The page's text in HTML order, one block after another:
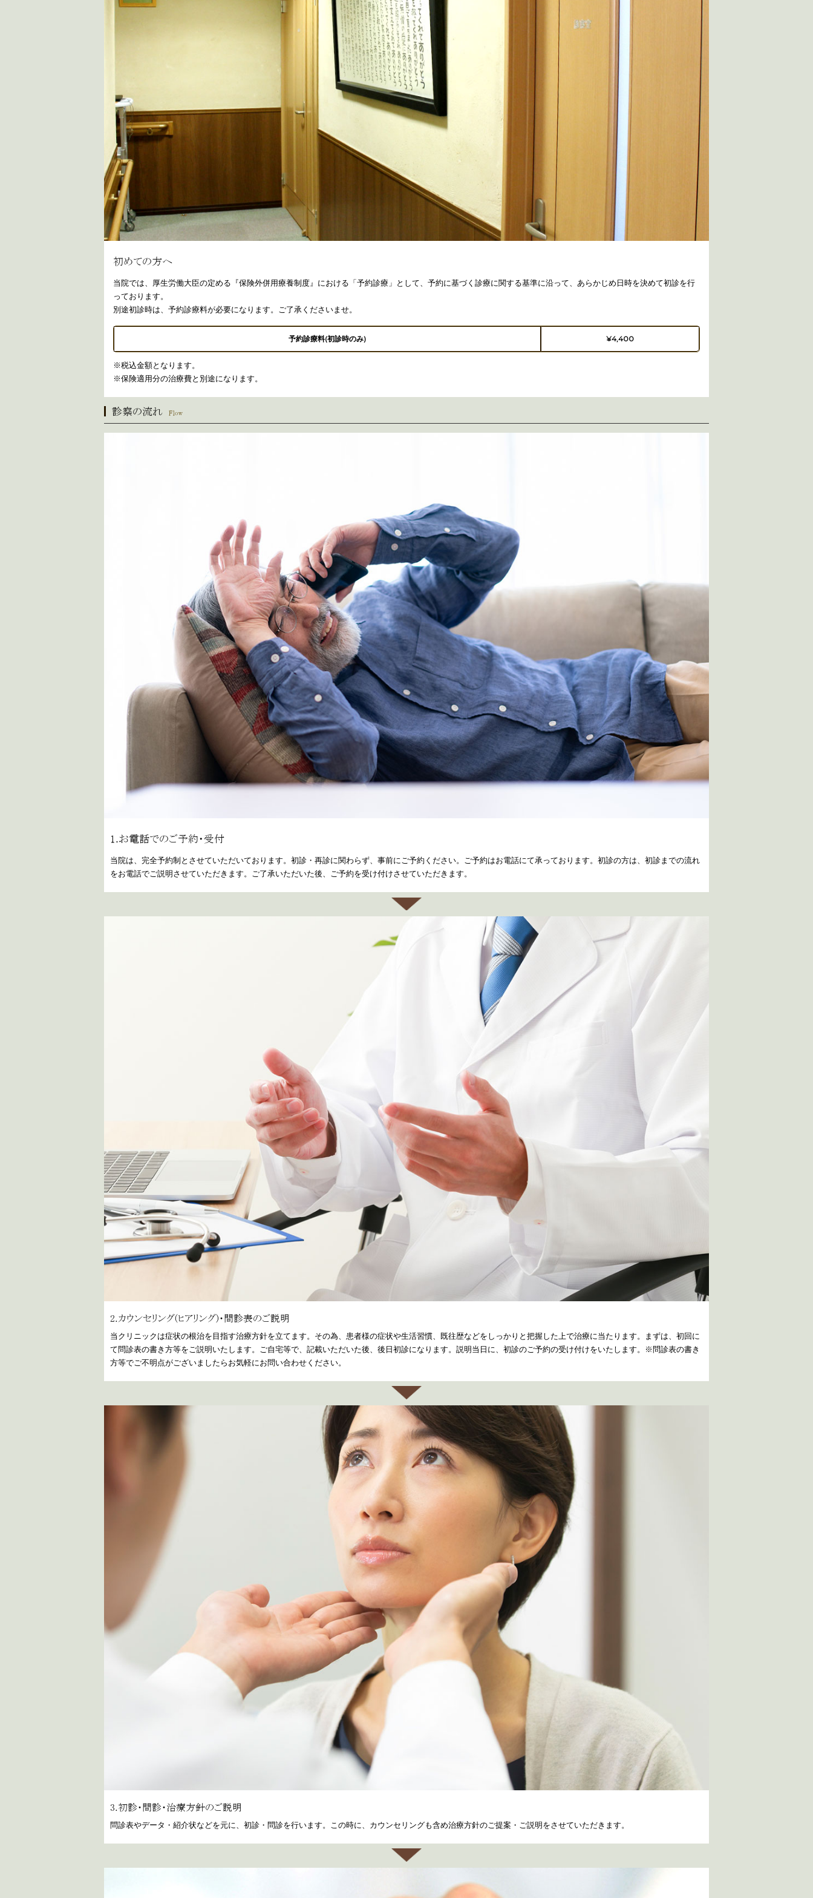
初めての方へ
当院では、厚生労働大臣の定める『保険外併用療養制度』における「予約診療」として、予約に基づく診療に関する基準に沿って、あらかじめ日時を決めて初診を行
っております。
別途初診時は、予約診療料が必要になります。ご了承くださいませ。
予約診療料(初診時のみ) ¥4,400
※税込金額となります。
※保険適用分の治療費と別途になります。
診察の流れ Flow
1.お電話でのご予約・受付
当院は、完全予約制とさせていただいております。初診・再診に関わらず、事前にご予約ください。ご予約はお電話にて承っております。初診の方は、初診までの流れ
をお電話でご説明させていただきます。ご了承いただいた後、ご予約を受け付けさせていただきます。
2.カウンセリング(ヒアリング)・問診表のご説明
当クリニックは症状の根治を目指す治療方針を立てます。その為、患者様の症状や生活習慣、既往歴などをしっかりと把握した上で治療に当たります。まずは、初回に
て問診表の書き方等をご説明いたします。ご自宅等で、記載いただいた後、後日初診になります。説明当日に、初診のご予約の受け付けをいたします。※問診表の書き
方等でご不明点がございましたらお気軽にお問い合わせください。
3.初診・問診・治療方針のご説明
問診表やデータ・紹介状などを元に、初診・問診を行います。この時に、カウンセリングも含め治療方針のご提案・ご説明をさせていただきます。